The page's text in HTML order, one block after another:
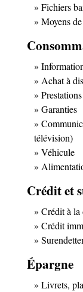
Fichiers
Moyens
Achat à
Garanties
télévision)
Véhicule
Crédit et
Crédit à la
Crédit
Épargne
Livrets,